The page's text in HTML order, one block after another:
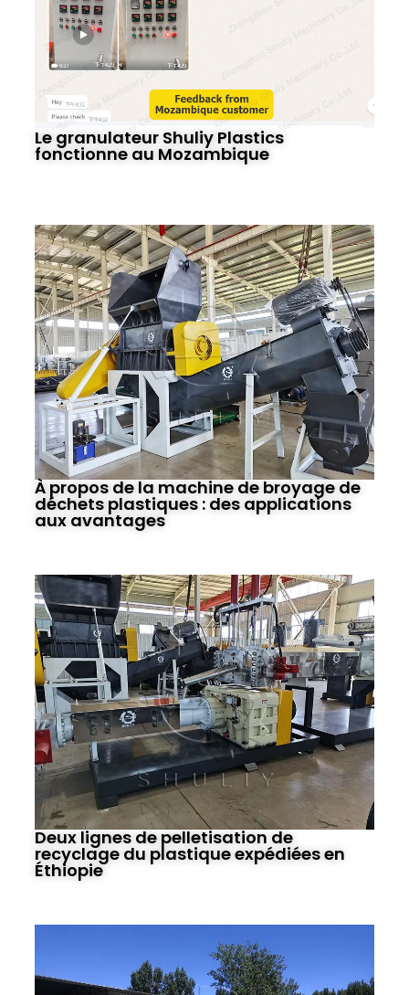
Le granulateur Shuliy Plastics
fonctionne au Mozambique
À propos de la machine de broyage de
déchets plastiques : des applications
aux avantages
Deux lignes de pelletisation de
recyclage du plastique expédiées en
Éthiopie